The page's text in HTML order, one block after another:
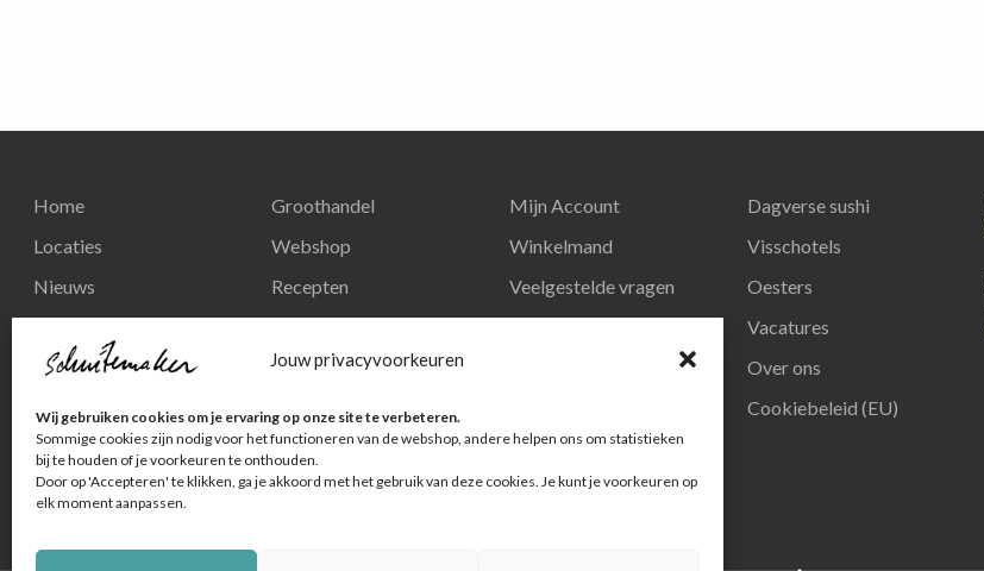
Jouw privacyvoorkeuren
Wij gebruiken cookies om je ervaring op onze site te verbeteren.
Sommige cookies zijn nodig voor het functioneren van de webshop, andere helpen ons om statistieken
bij te houden of je voorkeuren te onthouden.
Door op 'Accepteren' te klikken, ga je akkoord met het gebruik van deze cookies. Je kunt je voorkeuren op
elk moment aanpassen.
Home
Locaties
Nieuws
Contact
Privacy en
persoonsgegevens
Groothandel
Webshop
Recepten
Mijn Account
Winkelmand
Veelgestelde vragen
Dagverse sushi
Visschotels
Oesters
Vacatures
Over ons
Cookiebeleid (EU)